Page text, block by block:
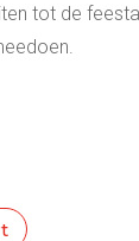
tot de